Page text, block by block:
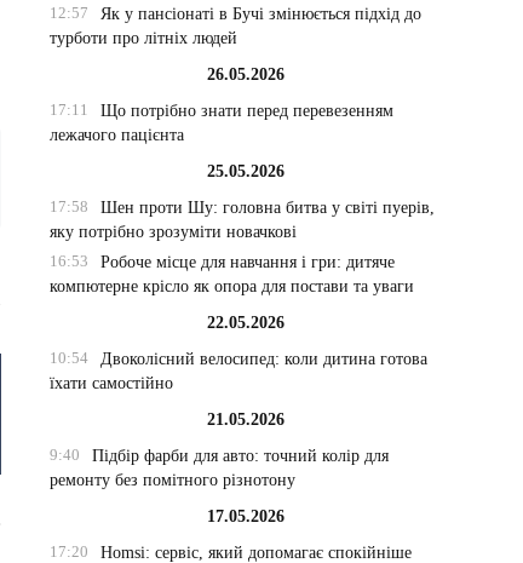
12:57
Як у пансіонаті в Бучі змінюється підхід до
турботи про літніх людей
26.05.2026
17:11
Що потрібно знати перед перевезенням
лежачого пацієнта
25.05.2026
17:58
Шен проти Шу: головна битва у світі пуерів,
яку потрібно зрозуміти новачкові
16:53
Робоче місце для навчання і гри: дитяче
компютерне крісло як опора для постави та уваги
22.05.2026
10:54
Двоколісний велосипед: коли дитина готова
їхати самостійно
21.05.2026
9:40
Підбір фарби для авто: точний колір для
ремонту без помітного різнотону
17.05.2026
17:20
Homsi: сервіс, який допомагає спокійніше